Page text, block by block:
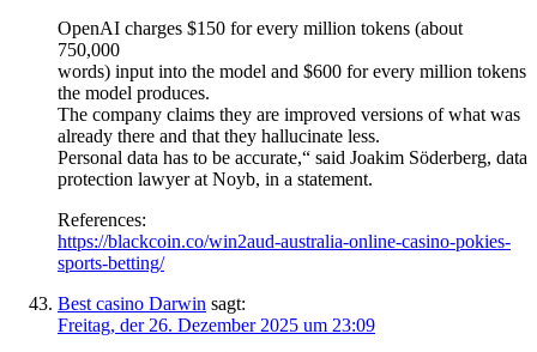
OpenAI charges $150 for every million tokens (about
750,000
words) input into the model and $600 for every million tokens
the model produces.
The company claims they are improved versions of what was
already there and that they hallucinate less.
Personal data has to be accurate,“ said Joakim Söderberg, data
protection lawyer at Noyb, in a statement.
References:
https://blackcoin.co/win2aud-australia-online-casino-pokies-
sports-betting/
Best casino Darwin sagt:
Freitag, der 26. Dezember 2025 um 23:09